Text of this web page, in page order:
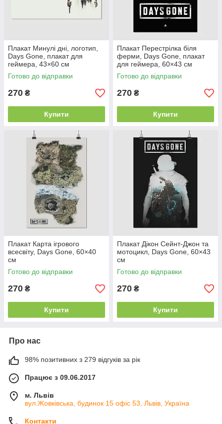
Плакат Минулі дні, логотип,
Days Gone, плакат для
геймера, 43×60 см
Готово до відправки
270 ₴
Купити
Плакат Перестрілка біля
ферми, Days Gone, плакат
для геймера, 60×43 см
Готово до відправки
270 ₴
Купити
Плакат Карта ігрового
всесвіту, Days Gone, 60×40
см
Готово до відправки
270 ₴
Купити
Плакат Дікон Сейнт-Джон та
мотоцикл, Days Gone, 60×43
см
Готово до відправки
270 ₴
Купити
Про нас
98% позитивних з 279 відгуків за рік
Працює з 09.06.2017
м. Львів
вул.Жовківська, будинок 15 офіс 53, Львів, Україна
Контакти